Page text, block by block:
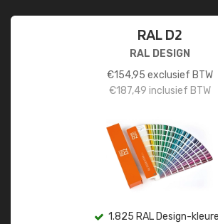
RAL D2
RAL DESIGN
€154,95 exclusief BTW
€187,49 inclusief BTW
1.825 RAL Design-